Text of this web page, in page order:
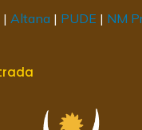
| Altana | PUDE | NM